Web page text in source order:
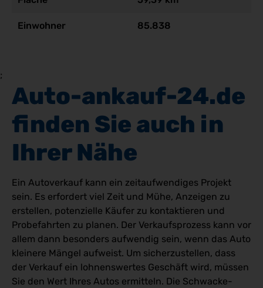
Einwohner 85.838
;
Auto-ankauf-24.de
finden Sie auch in
Ihrer Nähe
Ein Autoverkauf kann ein zeitaufwendiges Projekt
sein. Es erfordert viel Zeit und Mühe, Anzeigen zu
erstellen, potenzielle Käufer zu kontaktieren und
Probefahrten zu planen. Der Verkaufsprozess kann vor
allem dann besonders aufwendig sein, wenn das Auto
kleinere Mängel aufweist. Um sicherzustellen, dass
der Verkauf ein lohnenswertes Geschäft wird, müssen
Sie den Wert Ihres Autos ermitteln. Die Schwacke-